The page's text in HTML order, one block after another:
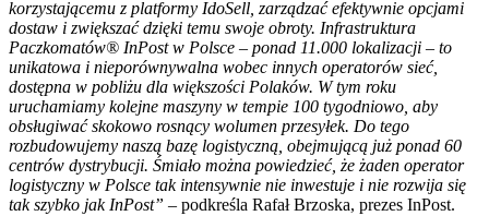
korzystającemu z platformy IdoSell, zarządzać efektywnie opcjami
dostaw i zwiększać dzięki temu swoje obroty. Infrastruktura
Paczkomatów® InPost w Polsce – ponad 11.000 lokalizacji – to
unikatowa i nieporównywalna wobec innych operatorów sieć,
dostępna w pobliżu dla większości Polaków. W tym roku
uruchamiamy kolejne maszyny w tempie 100 tygodniowo, aby
obsługiwać skokowo rosnący wolumen przesyłek. Do tego
rozbudowujemy naszą bazę logistyczną, obejmującą już ponad 60
centrów dystrybucji. Śmiało można powiedzieć, że żaden operator
logistyczny w Polsce tak intensywnie nie inwestuje i nie rozwija się
tak szybko jak InPost” – podkreśla Rafał Brzoska, prezes InPost.